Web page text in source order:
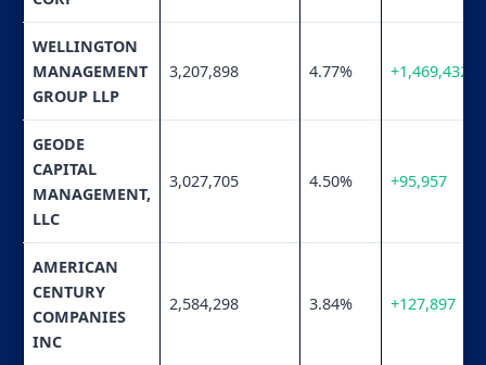
WELLINGTON
MANAGEMENT
GROUP LLP
3,207,898 4.77% +1,469,432
GEODE
CAPITAL
MANAGEMENT,
LLC
3,027,705 4.50% +95,957
AMERICAN
CENTURY
COMPANIES
INC
2,584,298 3.84% +127,897